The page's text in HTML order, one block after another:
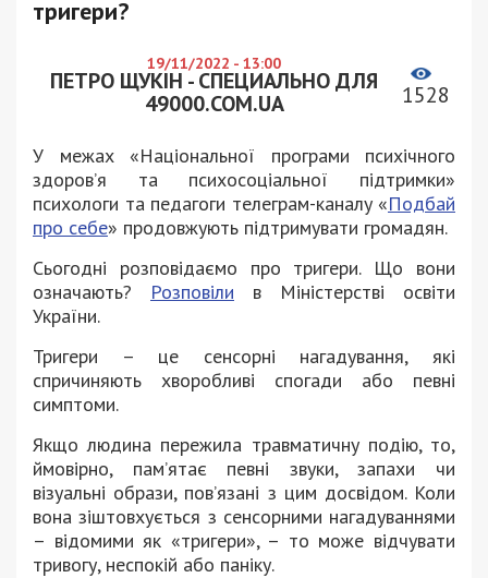
тригери?
19/11/2022 - 13:00
ПЕТРО ЩУКІН - СПЕЦИАЛЬНО ДЛЯ
49000.COM.UA
1528
У межах «Національної програми психічного
здоров’я та психосоціальної підтримки»
психологи та педагоги телеграм-каналу «Подбай
про себе» продовжують підтримувати громадян.
Сьогодні розповідаємо про тригери. Що вони
означають? Розповіли в Міністерстві освіти
України.
Тригери – це сенсорні нагадування, які
спричиняють хворобливі спогади або певні
симптоми.
Якщо людина пережила травматичну подію, то,
ймовірно, пам’ятає певні звуки, запахи чи
візуальні образи, пов’язані з цим досвідом. Коли
вона зіштовхується з сенсорними нагадуваннями
– відомими як «тригери», – то може відчувати
тривогу, неспокій або паніку.